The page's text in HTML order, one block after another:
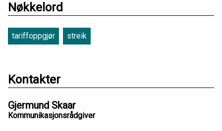
Nøkkelord
tariffoppgjør streik
Kontakter
Gjermund Skaar
Kommunikasjonsrådgiver